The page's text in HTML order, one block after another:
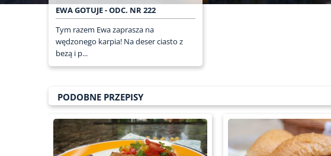
EWA GOTUJE - ODC. NR 222
Tym razem Ewa zaprasza na
wędzonego karpia! Na deser ciasto z
bezą i p...
PODOBNE PRZEPISY